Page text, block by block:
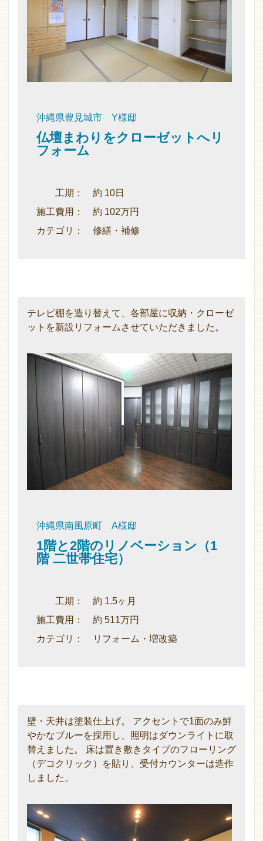
沖縄県豊見城市 Y様邸
仏壇まわりをクローゼットへリ
フォーム
工期： 約 10日
施工費用： 約 102万円
カテゴリ： 修繕・補修
テレビ棚を造り替えて、各部屋に収納・クローゼ
ットを新設リフォームさせていただきました。
沖縄県南風原町 A様邸
1階と2階のリノベーション（1
階 二世帯住宅）
工期： 約 1.5ヶ月
施工費用： 約 511万円
カテゴリ： リフォーム・増改築
壁・天井は塗装仕上げ。 アクセントで1面のみ鮮
やかなブルーを採用し、照明はダウンライトに取
替えました。 床は置き敷きタイプのフローリング
（デコクリック）を貼り、受付カウンターは造作
しました。